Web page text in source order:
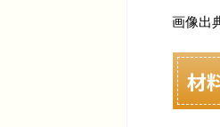
画像出
材